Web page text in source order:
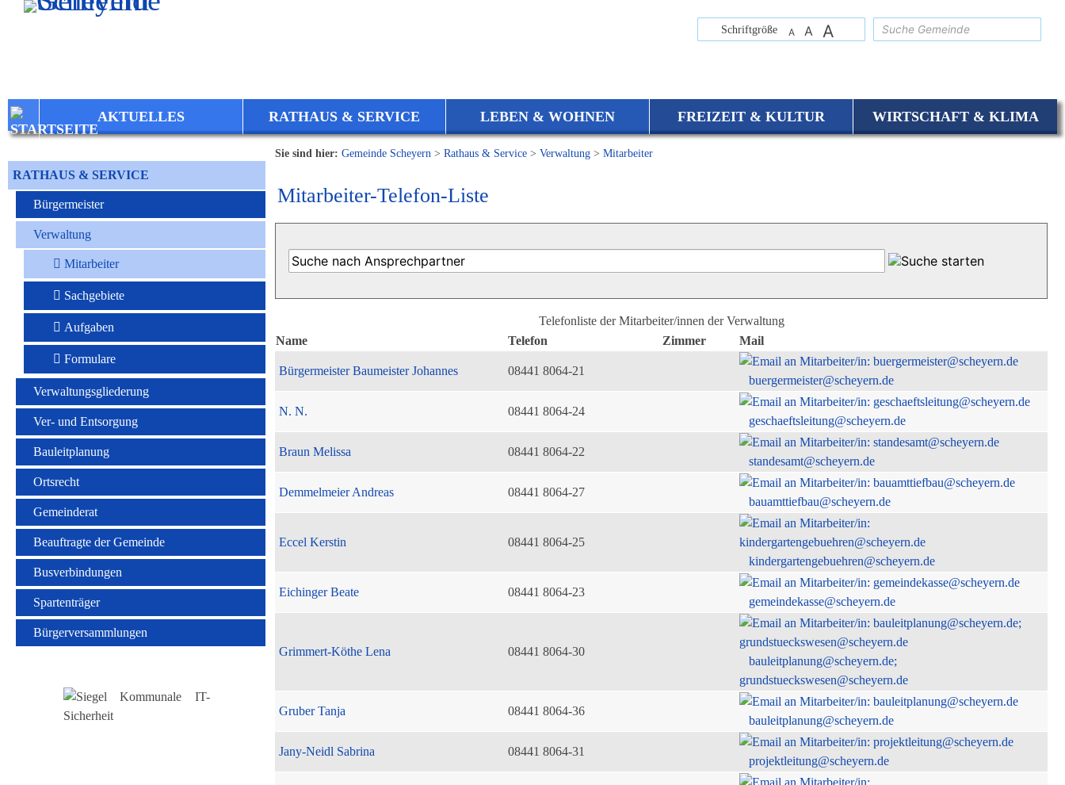
Zum Inhalt,zur Navigationoder
Schriftgröße A A A
AKTUELLES RATHAUS & SERVICE LEBEN & WOHNEN FREIZEIT & KULTUR WIRTSCHAFT & KLIMA
RATHAUS & SERVICE
Bürgermeister
Verwaltung
Mitarbeiter
Sachgebiete
Aufgaben
Formulare
Verwaltungsgliederung
Ver- und Entsorgung
Bauleitplanung
Ortsrecht
Gemeinderat
Beauftragte der Gemeinde
Busverbindungen
Spartenträger
Bürgerversammlungen
Sie sind hier: Gemeinde Scheyern > Rathaus & Service > Verwaltung > Mitarbeiter
Mitarbeiter-Telefon-Liste
Telefonliste der Mitarbeiter/innen der Verwaltung
Name
Telefon Zimmer Mail
Bürgermeister Baumeister Johannes 08441 8064-21
buergermeister@scheyern.de
N. N. 08441 8064-24
geschaeftsleitung@scheyern.de
Braun Melissa 08441 8064-22
standesamt@scheyern.de
Demmelmeier Andreas 08441 8064-27
bauamttiefbau@scheyern.de
Eccel Kerstin
08441 8064-25
kindergartengebuehren@scheyern.de
Eichinger Beate 08441 8064-23
gemeindekasse@scheyern.de
Grimmert-Köthe Lena 08441 8064-30
bauleitplanung@scheyern.de;
grundstueckswesen@scheyern.de
Gruber Tanja 08441 8064-36
bauleitplanung@scheyern.de
Jany-Neidl Sabrina 08441 8064-31
projektleitung@scheyern.de